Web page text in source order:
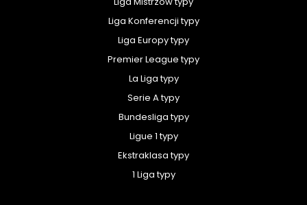
Liga Konferencji typy
Liga Europy typy
Premier League typy
La Liga typy
Serie A typy
Bundesliga typy
Ligue 1 typy
Ekstraklasa typy
1 Liga typy